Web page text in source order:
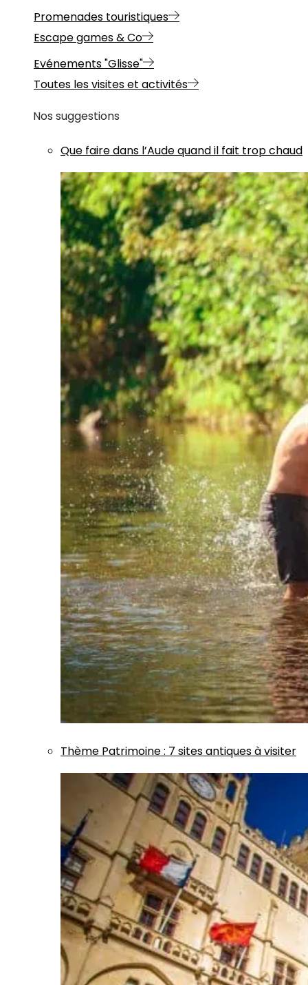
Promenades touristiques
Escape games & Co
Evénements "Glisse"
Toutes les visites et activités
Nos suggestions
Que faire dans l’Aude quand il fait trop chaud
Thème Patrimoine: 7 sites antiques à visiter